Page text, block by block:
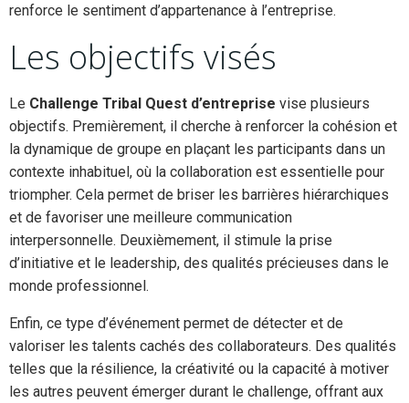
renforce le sentiment d’appartenance à l’entreprise.
Les objectifs visés
Le Challenge Tribal Quest d’entreprise vise plusieurs
objectifs. Premièrement, il cherche à renforcer la cohésion et
la dynamique de groupe en plaçant les participants dans un
contexte inhabituel, où la collaboration est essentielle pour
triompher. Cela permet de briser les barrières hiérarchiques
et de favoriser une meilleure communication
interpersonnelle. Deuxièmement, il stimule la prise
d’initiative et le leadership, des qualités précieuses dans le
monde professionnel.
Enfin, ce type d’événement permet de détecter et de
valoriser les talents cachés des collaborateurs. Des qualités
telles que la résilience, la créativité ou la capacité à motiver
les autres peuvent émerger durant le challenge, offrant aux